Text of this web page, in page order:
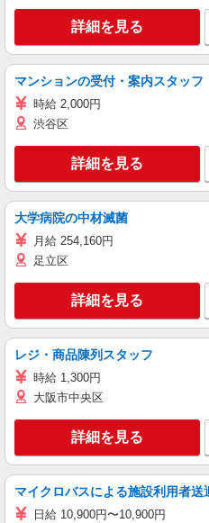
詳細を見る
マンションの受付・案内スタッフ
時給 2,000円
渋谷区
詳細を見る
大学病院の中材滅菌
月給 254,160円
足立区
詳細を見る
レジ・商品陳列スタッフ
時給 1,300円
大阪市中央区
詳細を見る
マイクロバスによる施設利用者送
日給 10,900円〜10,900円